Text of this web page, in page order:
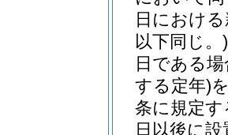
日におけ
以下同じ。)
日である
する定年)
条に規定
日以後に